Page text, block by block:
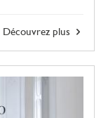
Découvrez plus